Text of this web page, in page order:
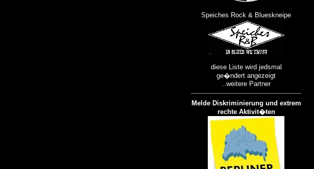
Speiches Rock & Blueskneipe
diese Liste wird jedsmal
ge�ndert angezeigt
..weitere Partner
Melde Diskriminierung und extrem
rechte Aktivit�ten